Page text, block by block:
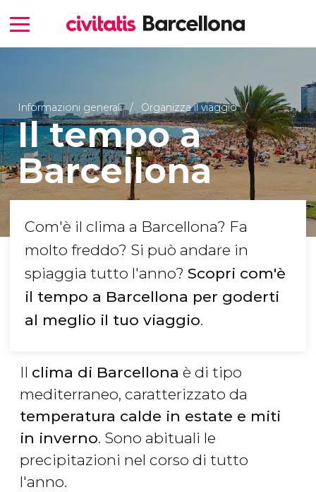
Informazioni generali Organizza il viaggio
Il tempo a
Barcellona
Com'è il clima a Barcellona? Fa
molto freddo? Si può andare in
spiaggia tutto l'anno? Scopri com'è
il tempo a Barcellona per goderti
al meglio il tuo viaggio.
Il clima di Barcellona è di tipo
mediterraneo, caratterizzato da
temperatura calde in estate e miti
in inverno. Sono abituali le
precipitazioni nel corso di tutto
l'anno.